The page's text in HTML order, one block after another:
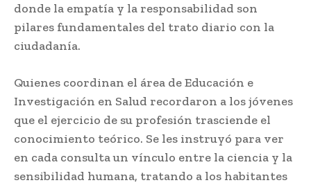
donde la empatía y la responsabilidad son
pilares fundamentales del trato diario con la
ciudadanía.
Quienes coordinan el área de Educación e
Investigación en Salud recordaron a los jóvenes
que el ejercicio de su profesión trasciende el
conocimiento teórico. Se les instruyó para ver
en cada consulta un vínculo entre la ciencia y la
sensibilidad humana, tratando a los habitantes